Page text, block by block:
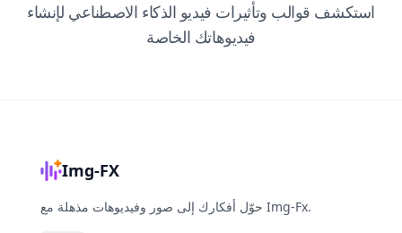
استكشف قوالب وتأثيرات فيديو الذكاء الاصطناعي لإنشاء
فيديوهاتك الخاصة
Img-FX
حوّل أفكارك إلى صور وفيديوهات مذهلة مع Img-Fx.